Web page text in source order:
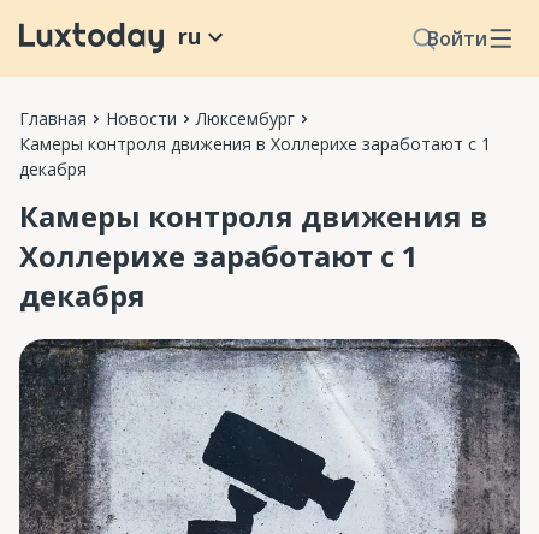
Войти
ru
Главная Новости
Люксембург
Камеры контроля движения в Холлерихе заработают с 1
декабря
Камеры контроля движения в
Холлерихе заработают с 1
декабря